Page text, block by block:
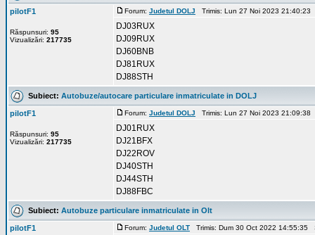
pilotF1
Răspunsuri: 95
Vizualizări: 217735
Forum: Judetul DOLJ Trimis: Lun 27 Noi 2023
DJ03RUX
DJ09RUX
DJ60BNB
DJ81RUX
DJ88STH
Subiect: Autobuze/autocare particulare inmatriculate in DOLJ
pilotF1
Răspunsuri: 95
Vizualizări: 217735
Forum: Judetul DOLJ Trimis: Lun 27 Noi 2023
DJ01RUX
DJ21BFX
DJ22ROV
DJ40STH
DJ44STH
DJ88FBC
Subiect: Autobuze particulare inmatriculate in Olt
pilotF1 Forum: Judetul OLT Trimis: Dum 30 Oct 2022 14:55:35